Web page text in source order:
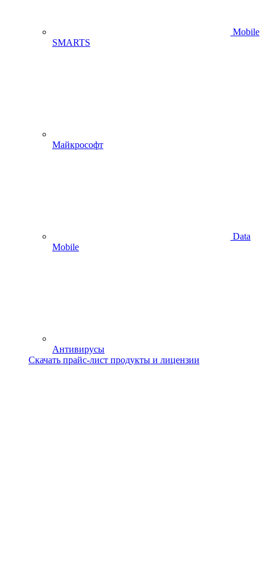
Mobile
SMARTS
Майкрософт
Data
Mobile
Антивирусы
Скачать прайс-лист продукты и лицензии